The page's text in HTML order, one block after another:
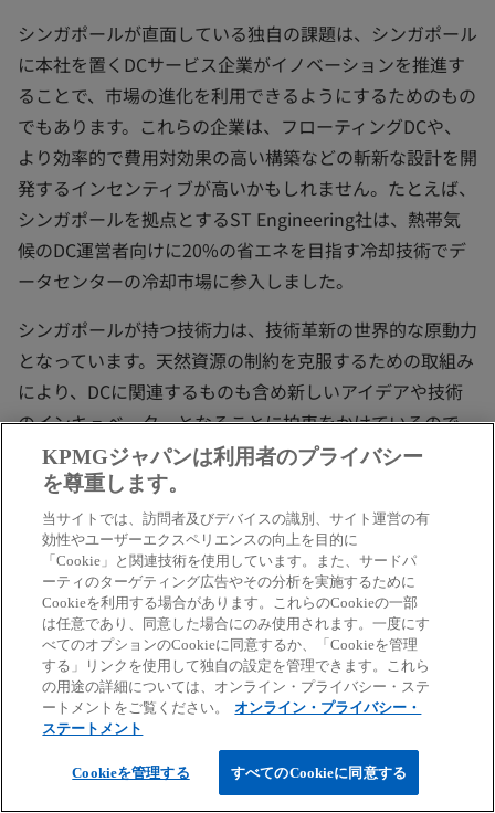
シンガポールが直面している独自の課題は、シンガポール
に本社を置くDCサービス企業がイノベーションを推進す
ることで、市場の進化を利用できるようにするためのもの
でもあります。これらの企業は、フローティングDCや、
より効率的で費用対効果の高い構築などの斬新な設計を開
発するインセンティブが高いかもしれません。たとえば、
シンガポールを拠点とするST Engineering社は、熱帯気
候のDC運営者向けに20%の省エネを目指す冷却技術でデ
ータセンターの冷却市場に参入しました。
シンガポールが持つ技術力は、技術革新の世界的な原動力
となっています。天然資源の制約を克服するための取組み
により、DCに関連するものも含め新しいアイデアや技術
のインキュベーターとなることに拍車をかけているので
す。こうした特徴から、シンガポールはダブリンのような
欧州の都市にとって、シンガポールと同様の成長機会と課
題への解決策を求める貴重なケーススタディとなっていま
す。
全体を俯瞰してシンガポールのケーススタディは、エネル
ギー集約度の高さが起因するDCの建設と運用に対する社
会的および規制上の監視が深まるなかでも、欧州の都市が
どのように対処できるかを示しています。
おわりに
KPMGジャパンは利用者のプライバシー
を尊重します。
当サイトでは、訪問者及びデバイスの識別、サイト運営の有
効性やユーザーエクスペリエンスの向上を目的に
「Cookie」と関連技術を使用しています。また、サードパ
ーティのターゲティング広告やその分析を実施するために
Cookieを利用する場合があります。これらのCookieの一部
は任意であり、同意した場合にのみ使用されます。一度にす
べてのオプションのCookieに同意するか、「Cookieを管理
する」リンクを使用して独自の設定を管理できます。これら
の用途の詳細については、オンライン・プライバシー・ステ
ートメントをご覧ください。
オンライン・プライバシー・
ステートメント
Cookieを管理する すべてのCookieに同意する